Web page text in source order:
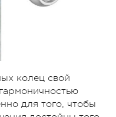
колец свой
для того, чтобы